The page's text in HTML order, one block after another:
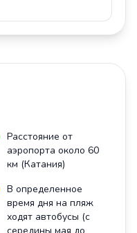
Расстояние от
аэропорта около 60
км (Катания)
В определенное
время дня на пляж
ходят автобусы (с